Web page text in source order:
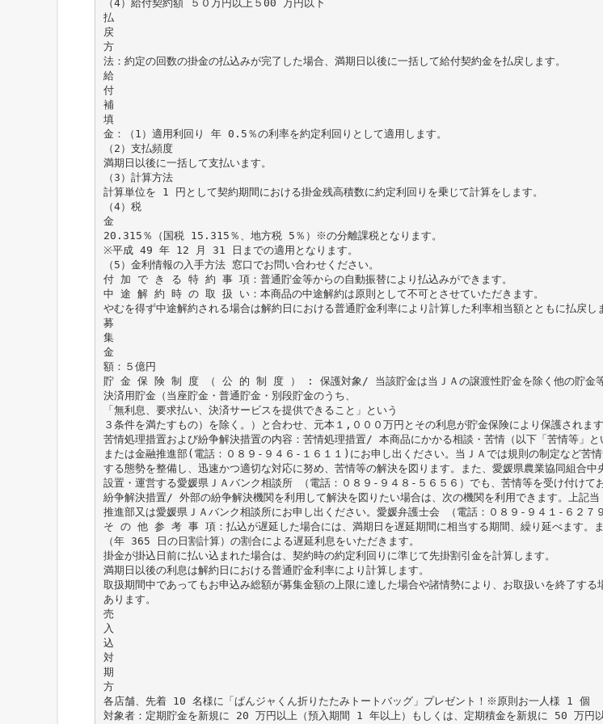
（4）給付契約額 ５０万円以上５00 万円以下
払
戻
方
法：約定の回数の掛金の払込みが完了した場合、満期日以後に一括して給付契約金を払戻します。
給
付
補
填
金：（1）適用利回り 年 0.5％の利率を約定利回りとして適用します。
（2）支払頻度
満期日以後に一括して支払います。
（3）計算方法
計算単位を 1 円として契約期間における掛金残高積数に約定利回りを乗じて計算をします。
（4）税
金
20.315％（国税 15.315％、地方税 5％）※の分離課税となります。
※平成 49 年 12 月 31 日までの適用となります。
（5）金利情報の入手方法 窓口でお問い合わせください。
付 加 で き る 特 約 事 項：普通貯金等からの自動振替により払込みができます。
中 途 解 約 時 の 取 扱 い：本商品の中途解約は原則として不可とさせていただきます。
やむを得ず中途解約される場合は解約日における普通貯金利率により計算した利率相当額とともに払戻し
募
集
金
額：５億円
貯 金 保 険 制 度 （ 公 的 制 度 ） : 保護対象/ 当該貯金は当ＪＡの譲渡性貯金を除く他の貯金等
決済用貯金（当座貯金・普通貯金・別段貯金のうち、
「無利息、要求払い、決済サービスを提供できること」という
３条件を満たすもの）を除く。）と合わせ、元本１,０００万円とその利息が貯金保険により保護されます
苦情処理措置および紛争解決措置の内容：苦情処理措置/ 本商品にかかる相談・苦情（以下「苦情等」
または金融推進部(電話：０８９-９４６-１６１１)にお申し出ください。当ＪＡでは規則の制定など苦
する態勢を整備し、迅速かつ適切な対応に努め、苦情等の解決を図ります。また、愛媛県農業協同組合中
設置・運営する愛媛県ＪＡバンク相談所 （電話：０８９-９４８-５６５６）でも、苦情等を受け付けてお
紛争解決措置/ 外部の紛争解決機関を利用して解決を図りたい場合は、次の機関を利用できます。上記当
推進部又は愛媛県ＪＡバンク相談所にお申し出ください。愛媛弁護士会 （電話：０８９-９４１-６２７９
そ の 他 参 考 事 項：払込が遅延した場合には、満期日を遅延期間に相当する期間、繰り延べます。
（年 365 日の日割計算）の割合による遅延利息をいただきます。
掛金が掛込日前に払い込まれた場合は、契約時の約定利回りに準じて先掛割引金を計算します。
満期日以後の利息は解約日における普通貯金利率により計算します。
取扱期間中であってもお申込み総額が募集金額の上限に達した場合や諸情勢により、お取扱いを終了する
あります。
売
入
込
対
期
方
各店舗、先着 10 名様に「ぱんジャくん折りたたみトートバッグ」プレゼント！※原則お一人様 1 個
対象者：定期貯金を新規に 20 万円以上（預入期間 1 年以上）もしくは、定期積金を新規に 50 万円